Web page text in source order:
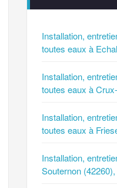
Installation,
toutes eaux à
Installation,
toutes eaux à
Installation,
toutes eaux à
Installation,
Souternon